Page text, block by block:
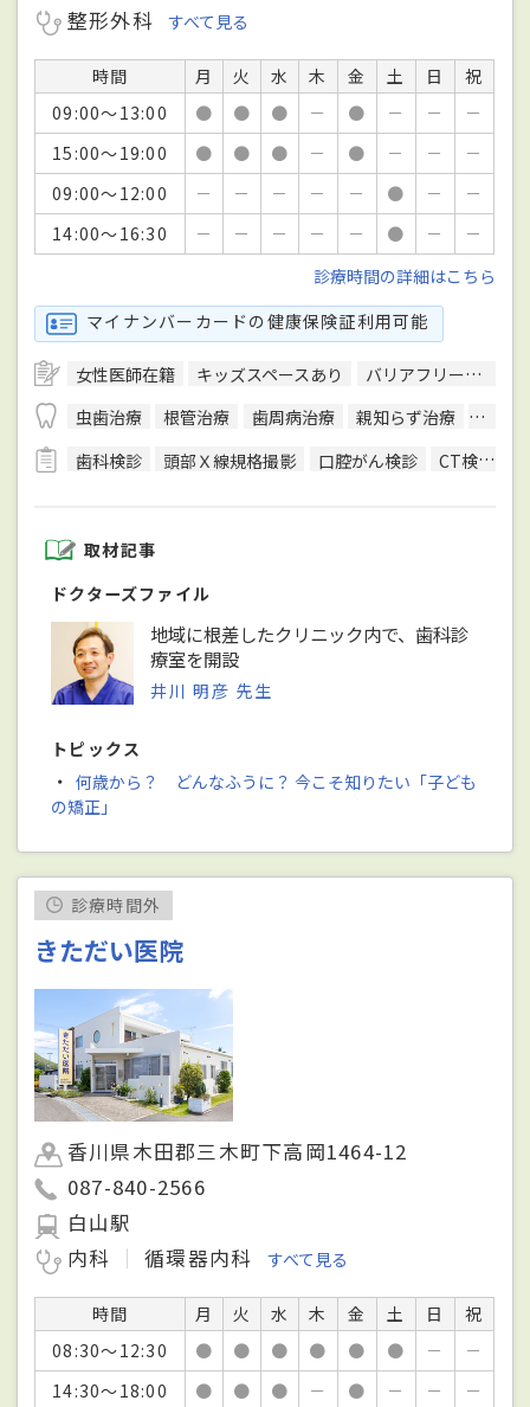
整形外科
すべて見る
時間 月 火 水 木 金 土 日
祝
09:00～13:00
● ● ● － ● － －
－
15:00～19:00
● ● ● － ● － －
－
09:00～12:00
－ － － － － ● －
－
14:00～16:30
－ － － － － ● －
－
診療時間の詳細はこちら
マイナンバーカードの健康保険証利用可能
女性医師在籍 キッズスペースあり バリアフリー対応
虫歯治療
根管治療 歯周病治療 親知らず治療
顎関
歯科検診
頭部Ｘ線規格撮影 口腔がん検診 CT検査
取材記事
ドクターズファイル
地域に根差したクリニック内で、歯科診
療室を開設
井川 明彦 先生
トピックス
・ 何歳から？ どんなふうに？ 今こそ知りたい「子ども
の矯正」
診療時間外
きただい医院
香川県木田郡三木町下高岡1464-12
087-840-2566
白山駅
内科
循環器内科 すべて見る
時間 月 火 水 木 金 土 日
祝
08:30～12:30
● ● ● ● ● ● －
－
14:30～18:00
● ● ● － ● － －
－